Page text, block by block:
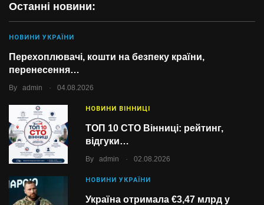
Останні новини:
НОВИНИ УКРАЇНИ
Перехоплювачі, кошти на безпеку країни,
перенесення…
By admin . 04.08.2026
НОВИНИ ВІННИЦІ
ТОП 10 СТО Вінниці: рейтинг,
відгуки…
By admin . 02.08.2026
НОВИНИ УКРАЇНИ
Україна отримала €3,47 млрд у